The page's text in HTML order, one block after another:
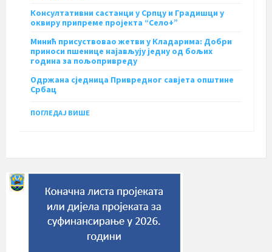
Консултативни састанци у Српцу и Градишци у
оквиру припреме пројекта “Село+”
Минић присуствовао жетви у Кладарима: Добри
приноси пшенице најављују једну од бољих
година за пољопривреду
Одржана сједница Привредног савјета општине
Србац
ПОГЛЕДАЈ ВИШЕ